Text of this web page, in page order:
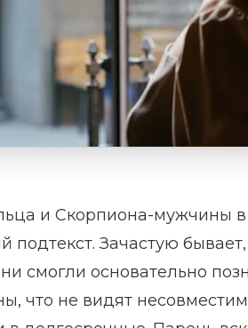
и Скорпиона-мужчины
подтекст. Зачастую
смогли основательно
что не видят